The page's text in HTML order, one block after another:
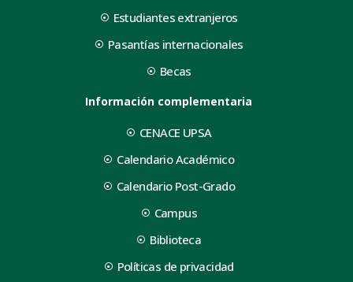
Estudiantes extranjeros
Pasantías internacionales
Becas
Información complementaria
CENACE UPSA
Calendario Académico
Calendario Post-Grado
Campus
Biblioteca
Políticas de privacidad